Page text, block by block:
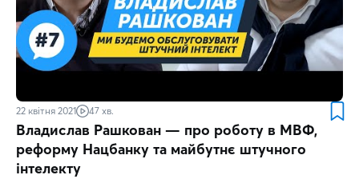
22 квітня 2021 47 хв.
Владислав Рашкован — про роботу в МВФ,
реформу Нацбанку та майбутнє штучного
інтелекту